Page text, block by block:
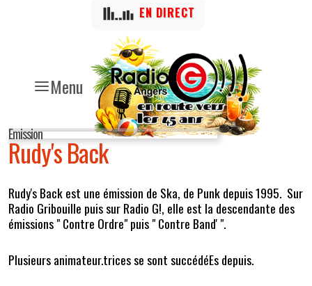
Menu
EN DIRECT
Emission
Rudy's Back
Rudy's Back est une émission de Ska, de Punk depuis 1995. Sur
Radio Gribouille puis sur Radio G!, elle est la descendante des
émissions " Contre Ordre" puis " Contre Band' ".
Plusieurs animateur.trices se sont succédéEs depuis.